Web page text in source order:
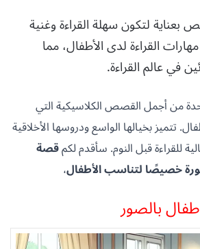
لتكون سهلة القراءة وغنية
القراءة لدى الأطفال، مما
في عالم القراءة.
من أجمل القصص الكلاسيكية التي
تتميز بخيالها الواسع ودروسها الأخلاقية
للقراءة قبل النوم. سأقدم لكمقصة
خصيصًا لتناسب الأطفال،
بالصور